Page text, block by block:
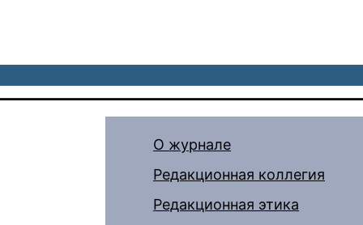
О журнале
Редакционная коллегия
Редакционная этика